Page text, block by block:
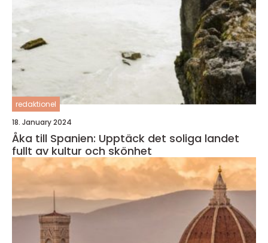
redaktionel
18. January 2024
Åka till Spanien: Upptäck det soliga landet
fullt av kultur och skönhet